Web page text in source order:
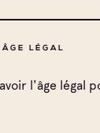
ÂGE LÉGAL
l'âge légal